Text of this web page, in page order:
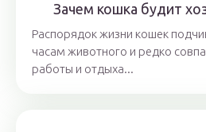
Зачем кошка будит
Распорядок жизни кошек
часам животного и редко
работы и отдыха...